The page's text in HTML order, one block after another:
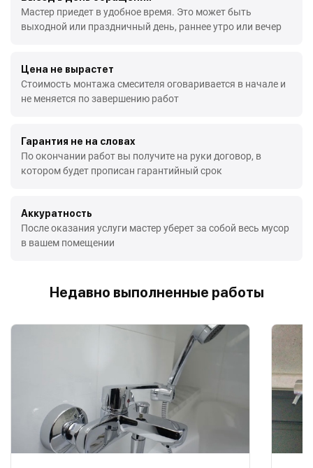
Мастер приедет в удобное время. Это может быть
выходной или праздничный день, раннее утро или вечер
Цена не вырастет
Стоимость монтажа смесителя оговаривается в начале и
не меняется по завершению работ
Гарантия не на словах
По окончании работ вы получите на руки договор, в
котором будет прописан гарантийный срок
Аккуратность
После оказания услуги мастер уберет за собой весь мусор
в вашем помещении
Недавно выполненные работы